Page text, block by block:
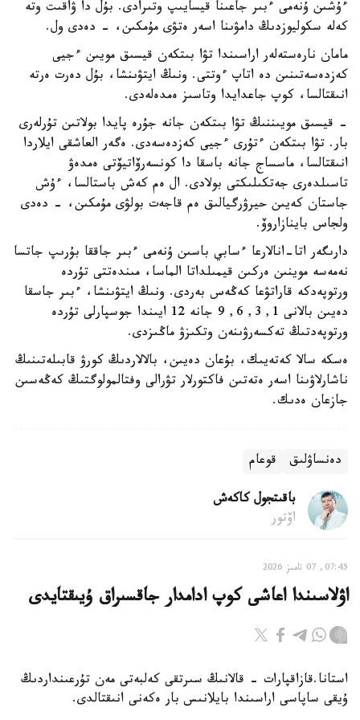
ءۇشىن ۇنەمى ءبىر جاعىنا قيسايىپ وتىرادى. بۇل دا ۋاقىت وتە
كەلە سكوليوزدىڭ دامۋىنا اسەر ەتۋى مۇمكىن، - دەدى ول.
مامان نارەستەلەر اراسىندا تۋا بىتكەن قيسىق مويىن ءجيى
كەزدەسەتىنىن دە اتاپ ءوتتى. ونىڭ ايتۋىنشا، بۇل دەرت ەرتە
انىقتالسا، كوپ جاعدايدا وتاسىز ەمدەلەدى.
- قيسىق مويىننىڭ تۋا بىتكەن جانە جۇرە پايدا بولاتىن تۇرلەرى
بار. تۋا بىتكەن ءتۇرى ءجيى كەزدەسەدى. ەگەر العاشقى ايلاردا
انىقتالسا، ماسساج جانە باسقا دا كونسەرۆاتيۆتى ەمدەۋ
تاسىلدەرى جەتكىلىكتى بولادى. ال ەم كەش باستالسا، ءۇش
جاستان كەيىن حيرۋرگيالىق ەم قاجەت بولۋى مۇمكىن، - دەدى
ولجاس باينازاروۆ.
دارىگەر اتا-انالارعا ءسابي باسىن ۇنەمى ءبىر جاققا بۇرىپ جاتسا
نەمەسە موينىن ەركىن قيمىلداتا الماسا، مىندەتتى تۇردە
ورتوپەدكە قاراتۋعا كەڭەس بەردى. ونىڭ ايتۋىنشا، ءبىر جاسقا
دەيىن بالانى 1, 3, 6, 9 جانە 12 ايىندا جوسپارلى تۇردە
ورتوپەدتىڭ تەكسەرۋىنەن وتكىزۋ ماڭىزدى.
ەسكە سالا كەتەيىك، بۇعان دەيىن، بالالاردىڭ كورۋ قابىلەتىنىڭ
ناشارلاۋىنا اسەر ەتەتىن فاكتورلار تۋرالى وفتالمولوگتىڭ كەڭەسىن
جازعان ەدىك.
دەنساۋلىق قوعام
باقىتجول كاكەش
اۆتور
07:45, 07 تامىز 2026
اۋلاسىندا اعاشى كوپ ادامدار جاقسىراق ۇيىقتايدى
استانا.قازاقپارات - قالانىڭ سىرتقى كەلبەتى مەن تۇرعىنداردىڭ
ۇيقى ساپاسى اراسىندا بايلانىس بار ەكەنى انىقتالدى.